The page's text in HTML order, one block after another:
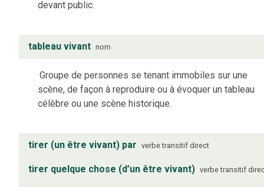
devant public.
tableau vivant nom
Groupe de personnes se tenant immobiles sur une
scène, de façon à reproduire ou à évoquer un tableau
célèbre ou une scène historique.
tirer (un être vivant) par verbe transitif direct
tirer quelque chose (d’un être vivant) verbe transitif